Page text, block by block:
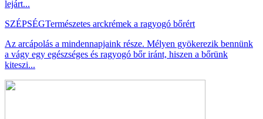
lejárt...
SZÉPSÉGTermészetes arckrémek a ragyogó bőrért
Az arcápolás a mindennapjaink része. Mélyen gyökerezik bennünk
a vágy egy egészséges és ragyogó bőr iránt, hiszen a bőrünk
kiteszi...